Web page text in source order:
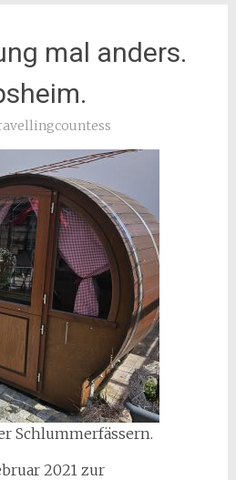
mal anders.
Schlummerfässern.
2021 zur